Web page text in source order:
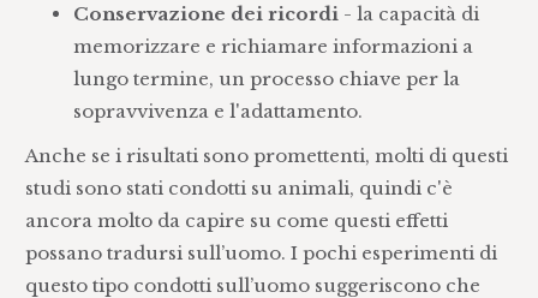
Conservazione dei ricordi - la capacità di
memorizzare e richiamare informazioni a
lungo termine, un processo chiave per la
sopravvivenza e l'adattamento.
Anche se i risultati sono promettenti, molti di questi
studi sono stati condotti su animali, quindi c'è
ancora molto da capire su come questi effetti
possano tradursi sull’uomo. I pochi esperimenti di
questo tipo condotti sull’uomo suggeriscono che